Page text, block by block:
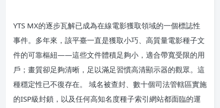
YTS MX的逐步瓦解已成為在線電影獲取領域的一個標誌性
事件。多年來，該平臺一直是獲取小巧、高質量電影種子文
件的可靠樞紐——這些文件體積足夠小，適合帶寬受限的用
戶；畫質卻足夠清晰，足以滿足習慣高清顯示器的觀眾。這
種穩定性已不復存在。 域名被查封、數十個司法管轄區實施
的ISP級封鎖，以及任何高知名度種子索引網站都面臨的運